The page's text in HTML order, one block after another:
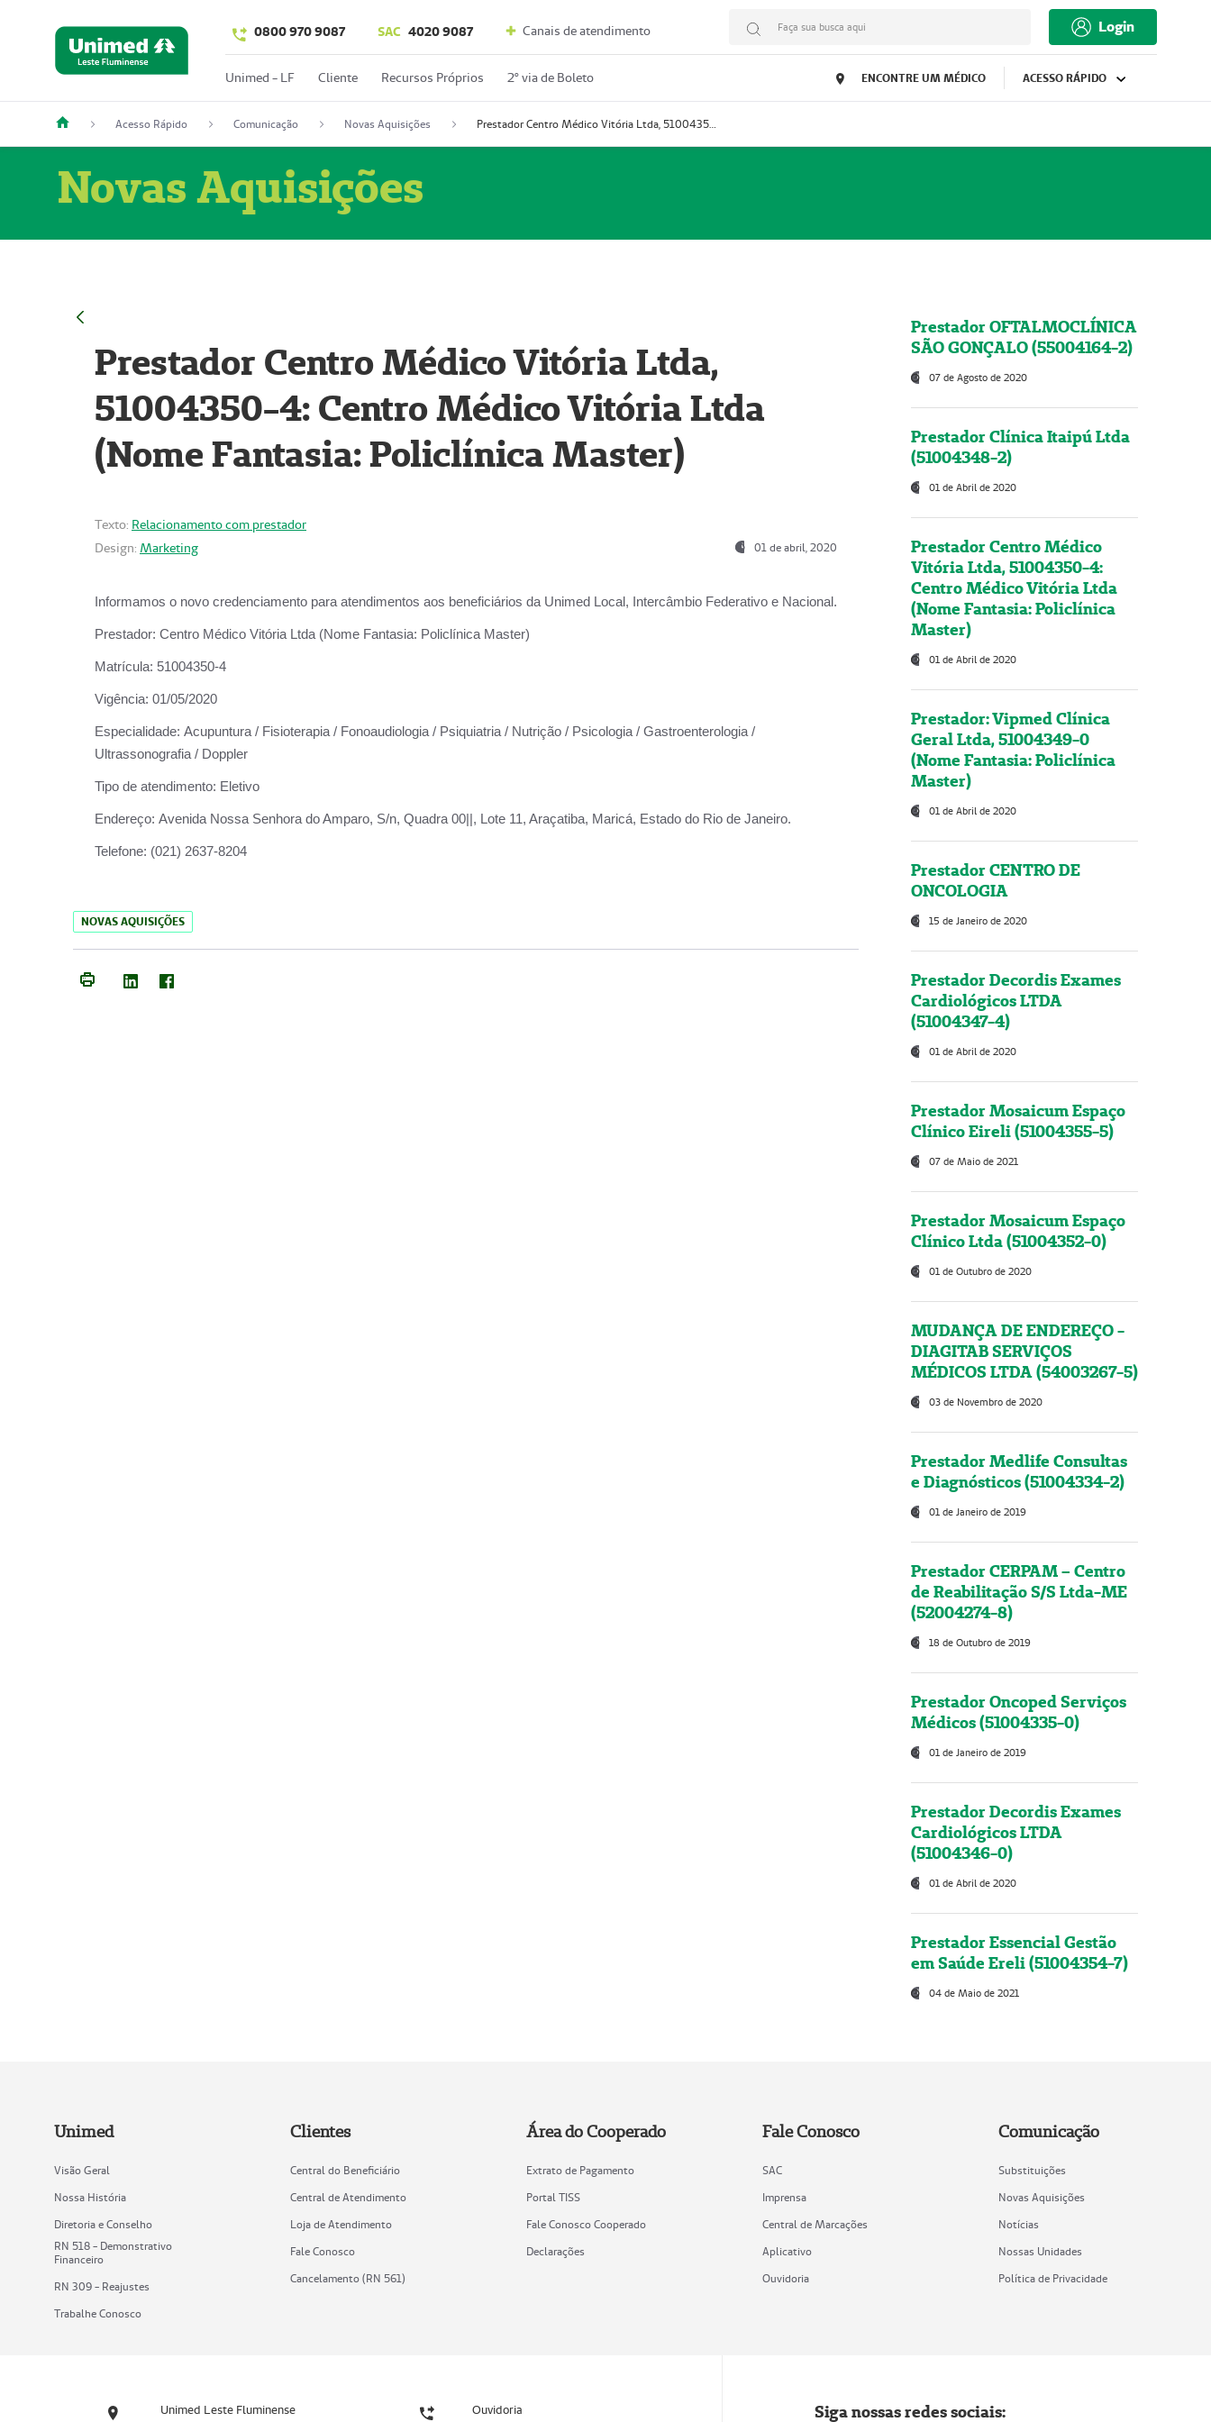
0800 970 9087 SAC 4020 9087 Canais de atendimento Faça sua busca aqui Login
Unimed - LF Cliente Recursos Próprios 2º via de Boleto ENCONTRE UM MÉDICO ACESSO RÁPIDO
Acesso Rápido Comunicação Novas Aquisições Prestador Centro Médico Vitória Ltda, 51004350-4: Centro Médico Vitória Ltda (Nome Fantasia: Policlínica Master)
Novas Aquisições
Prestador Centro Médico Vitória Ltda,
51004350-4: Centro Médico Vitória Ltda
(Nome Fantasia: Policlínica Master)
Texto: Relacionamento com prestador
Design: Marketing 01 de abril, 2020
Informamos o novo credenciamento para atendimentos aos beneficiários da Unimed Local, Intercâmbio Federativo e Nacional.
Prestador: Centro Médico Vitória Ltda (Nome Fantasia: Policlínica Master)
Matrícula: 51004350-4
Vigência: 01/05/2020
Especialidade: Acupuntura / Fisioterapia / Fonoaudiologia / Psiquiatria / Nutrição / Psicologia / Gastroenterologia /
Ultrassonografia / Doppler
Tipo de atendimento: Eletivo
Endereço: Avenida Nossa Senhora do Amparo, S/n, Quadra 00||, Lote 11, Araçatiba, Maricá, Estado do Rio de Janeiro.
Telefone: (021) 2637-8204
NOVAS AQUISIÇÕES
Prestador OFTALMOCLÍNICA
SÃO GONÇALO (55004164-2)
07 de Agosto de 2020
Prestador Clínica Itaipú Ltda
(51004348-2)
01 de Abril de 2020
Prestador Centro Médico
Vitória Ltda, 51004350-4:
Centro Médico Vitória Ltda
(Nome Fantasia: Policlínica
Master)
01 de Abril de 2020
Prestador: Vipmed Clínica
Geral Ltda, 51004349-0
(Nome Fantasia: Policlínica
Master)
01 de Abril de 2020
Prestador CENTRO DE
ONCOLOGIA
15 de Janeiro de 2020
Prestador Decordis Exames
Cardiológicos LTDA
(51004347-4)
01 de Abril de 2020
Prestador Mosaicum Espaço
Clínico Eireli (51004355-5)
07 de Maio de 2021
Prestador Mosaicum Espaço
Clínico Ltda (51004352-0)
01 de Outubro de 2020
MUDANÇA DE ENDEREÇO -
DIAGITAB SERVIÇOS
MÉDICOS LTDA (54003267-5)
03 de Novembro de 2020
Prestador Medlife Consultas
e Diagnósticos (51004334-2)
01 de Janeiro de 2019
Prestador CERPAM – Centro
de Reabilitação S/S Ltda-ME
(52004274-8)
18 de Outubro de 2019
Prestador Oncoped Serviços
Médicos (51004335-0)
01 de Janeiro de 2019
Prestador Decordis Exames
Cardiológicos LTDA
(51004346-0)
01 de Abril de 2020
Prestador Essencial Gestão
em Saúde Ereli (51004354-7)
04 de Maio de 2021
Unimed
Visão Geral
Nossa História
Diretoria e Conselho
RN 518 - Demonstrativo
Financeiro
RN 309 - Reajustes
Trabalhe Conosco
Clientes
Central do Beneficiário
Central de Atendimento
Loja de Atendimento
Fale Conosco
Cancelamento (RN 561)
Área do Cooperado
Extrato de Pagamento
Portal TISS
Fale Conosco Cooperado
Declarações
Fale Conosco
SAC
Imprensa
Central de Marcações
Aplicativo
Ouvidoria
Comunicação
Substituições
Novas Aquisições
Notícias
Nossas Unidades
Política de Privacidade
Unimed Leste Fluminense Ouvidoria Siga nossas redes sociais: